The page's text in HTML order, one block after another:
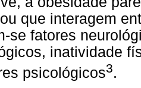
que interagem
se fatores
inatividade
psicológicos3.